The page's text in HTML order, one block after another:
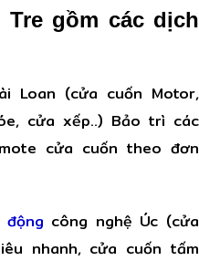
Tre gồm các dịch
Loan (cửa cuốn Motor,
cửa xếp..) Bảo trì các
cửa cuốn theo đơn
công nghệ Úc (cửa
nhanh, cửa cuốn tấm